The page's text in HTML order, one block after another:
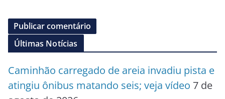
Últimas Notícias
Caminhão carregado de areia invadiu pista e
atingiu ônibus matando seis; veja vídeo 7 de